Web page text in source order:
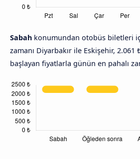
Sabah konumundan otobüs biletleri
zamanı Diyarbakır ile Eskişehir, 2.061
başlayan fiyatlarla günün en pahalı